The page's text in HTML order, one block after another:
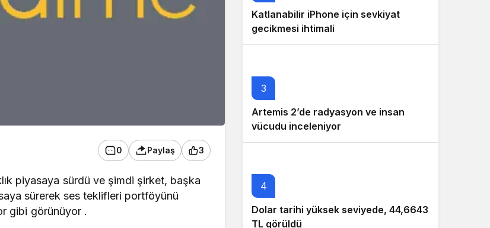
0 Paylaş 3
piyasaya sürdü ve şimdi şirket, başka
sürerek ses teklifleri portföyünü
gibi görünüyor .
Katlanabilir iPhone için sevkiyat
gecikmesi ihtimali
3
Artemis 2’de radyasyon ve insan
vücudu inceleniyor
4
Dolar tarihi yüksek seviyede, 44,6643
TL görüldü